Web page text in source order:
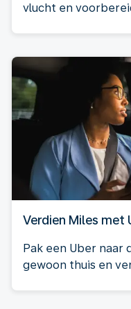
vlucht en
Verdien Miles met
Pak een Uber naar
gewoon thuis en